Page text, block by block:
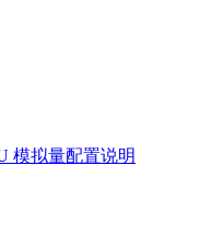
模拟量配置说明